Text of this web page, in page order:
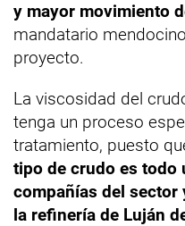
y mayor movimiento
mandatario
proyecto.
La viscosidad del
tenga un proceso
tratamiento, puesto
tipo de crudo es todo
compañías del sector
la refinería de Luján